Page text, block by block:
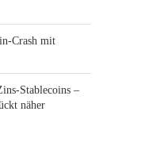
Crash mit
Stablecoins –
näher